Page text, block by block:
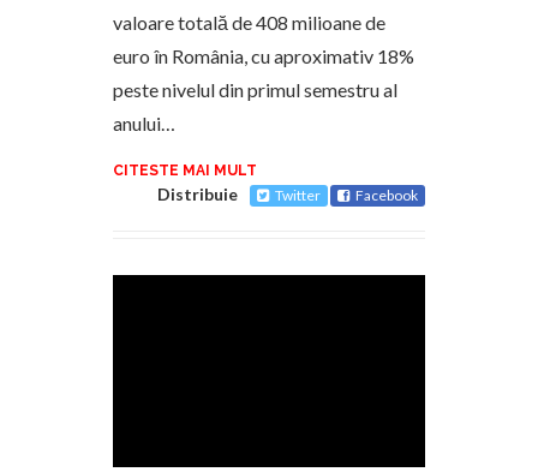
valoare totală de 408 milioane de
euro în România, cu aproximativ 18%
peste nivelul din primul semestru al
anului…
CITESTE MAI MULT
Distribuie Twitter Facebook